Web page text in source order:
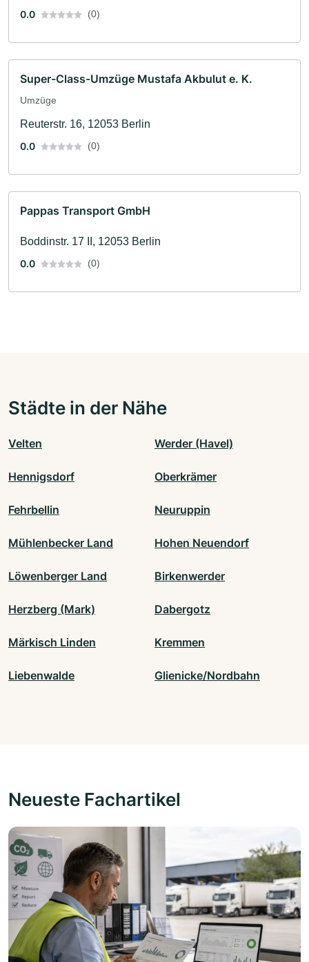
0.0 (0)
Super-Class-Umzüge Mustafa Akbulut e. K.
Umzüge
Reuterstr. 16, 12053 Berlin
0.0
(0)
Pappas Transport GmbH
Boddinstr. 17 II, 12053 Berlin
0.0
(0)
Städte in der Nähe
Velten Werder (Havel)
Hennigsdorf Oberkrämer
Fehrbellin Neuruppin
Mühlenbecker Land Hohen Neuendorf
Löwenberger Land Birkenwerder
Herzberg (Mark) Dabergotz
Märkisch Linden Kremmen
Liebenwalde Glienicke/Nordbahn
Neueste Fachartikel